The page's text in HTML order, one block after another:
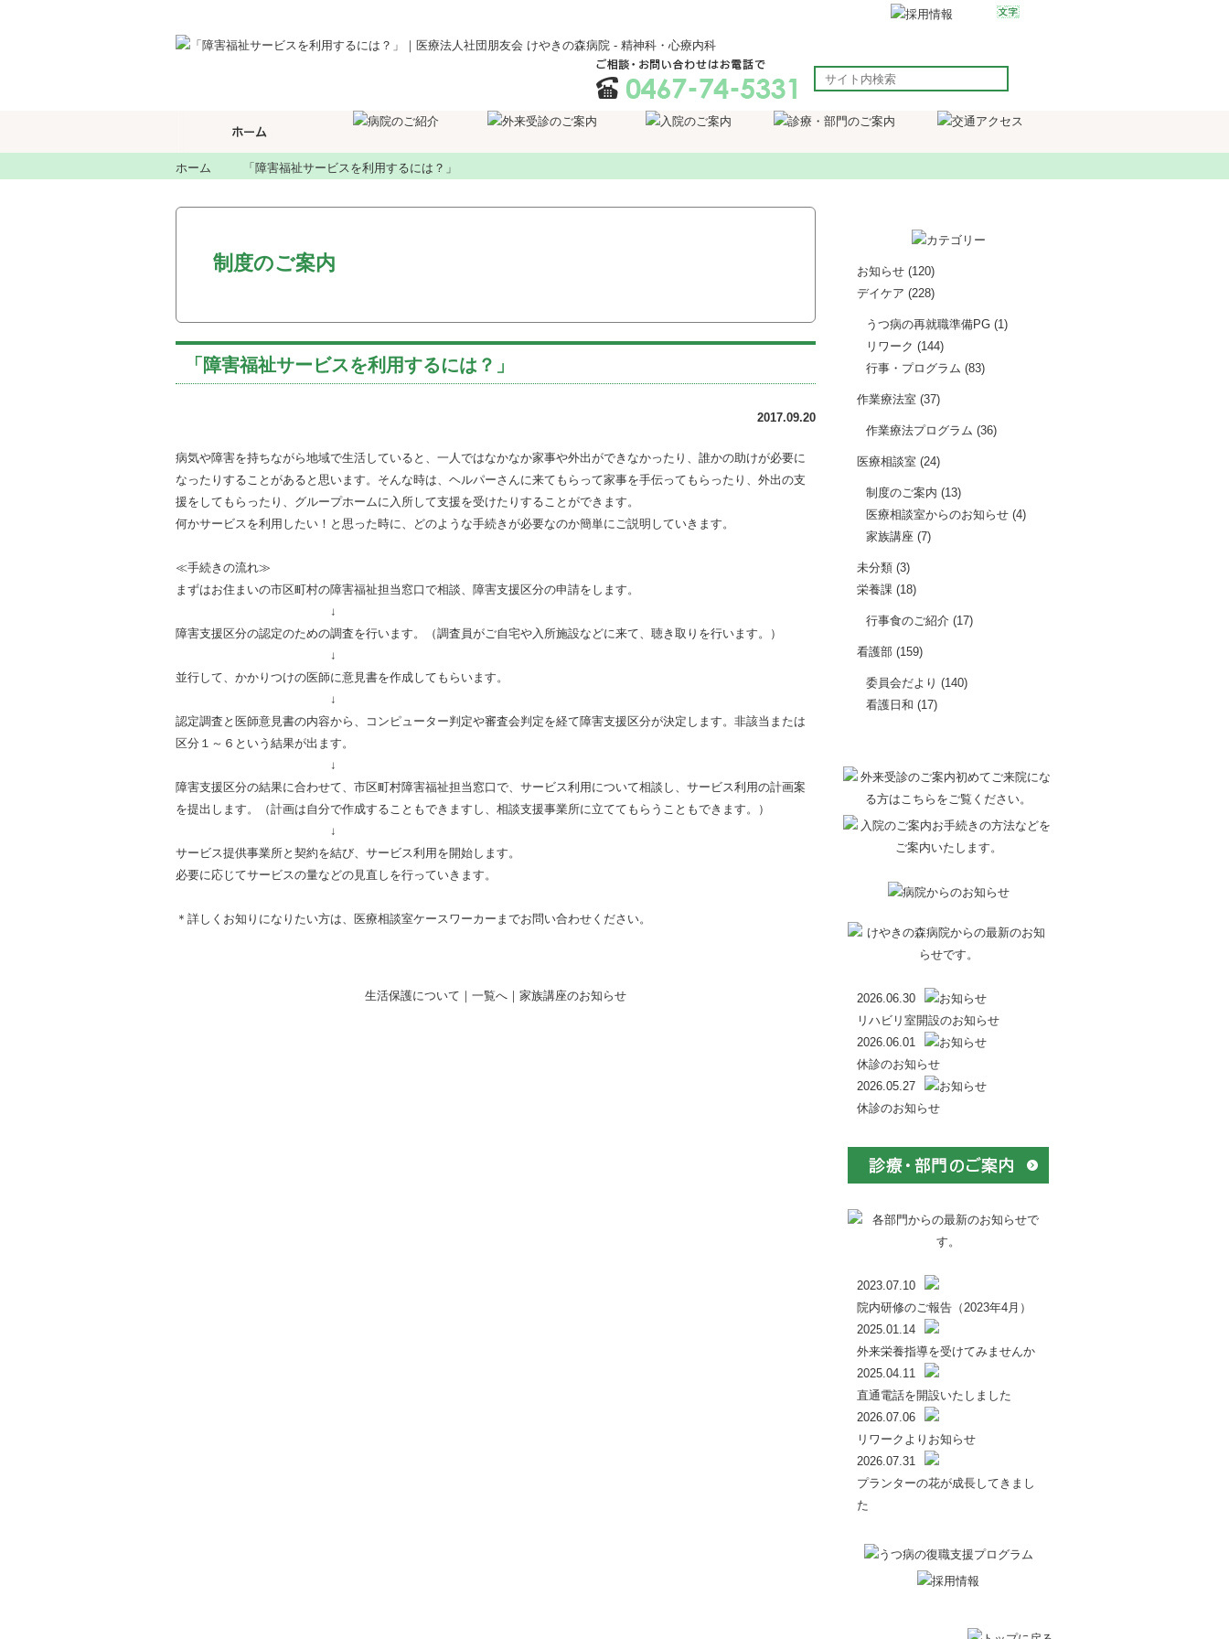
ホーム 「障害福祉サービスを利用するには？」
制度のご案内
「障害福祉サービスを利用するには？」
2017.09.20
病気や障害を持ちながら地域で生活していると、一人ではなかなか家事や外出ができなかったり、誰かの助けが必要に
なったりすることがあると思います。そんな時は、ヘルパーさんに来てもらって家事を手伝ってもらったり、外出の支
援をしてもらったり、グループホームに入所して支援を受けたりすることができます。
何かサービスを利用したい！と思った時に、どのような手続きが必要なのか簡単にご説明していきます。
≪手続きの流れ≫
まずはお住まいの市区町村の障害福祉担当窓口で相談、障害支援区分の申請をします。
↓
障害支援区分の認定のための調査を行います。（調査員がご自宅や入所施設などに来て、聴き取りを行います。）
↓
並行して、かかりつけの医師に意見書を作成してもらいます。
↓
認定調査と医師意見書の内容から、コンピューター判定や審査会判定を経て障害支援区分が決定します。非該当または
区分１～６という結果が出ます。
↓
障害支援区分の結果に合わせて、市区町村障害福祉担当窓口で、サービス利用について相談し、サービス利用の計画案
を提出します。（計画は自分で作成することもできますし、相談支援事業所に立ててもらうこともできます。）
↓
サービス提供事業所と契約を結び、サービス利用を開始します。
必要に応じてサービスの量などの見直しを行っていきます。
＊詳しくお知りになりたい方は、医療相談室ケースワーカーまでお問い合わせください。
生活保護について ｜ 一覧へ ｜ 家族講座のお知らせ
お知らせ (120)
デイケア (228)
うつ病の再就職準備PG (1)
リワーク (144)
行事・プログラム (83)
作業療法室 (37)
作業療法プログラム (36)
医療相談室 (24)
制度のご案内 (13)
医療相談室からのお知らせ (4)
家族講座 (7)
未分類 (3)
栄養課 (18)
行事食のご紹介 (17)
看護部 (159)
委員会だより (140)
看護日和 (17)
2026.06.30
リハビリ室開設のお知らせ
2026.06.01
休診のお知らせ
2026.05.27
休診のお知らせ
2023.07.10
院内研修のご報告（2023年4月）
2025.01.14
外来栄養指導を受けてみませんか
2025.04.11
直通電話を開設いたしました
2026.07.06
リワークよりお知らせ
2026.07.31
プランターの花が成長してきまし
た